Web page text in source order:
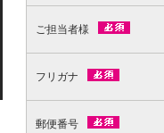
ご担当者様
フリガナ
郵便番号